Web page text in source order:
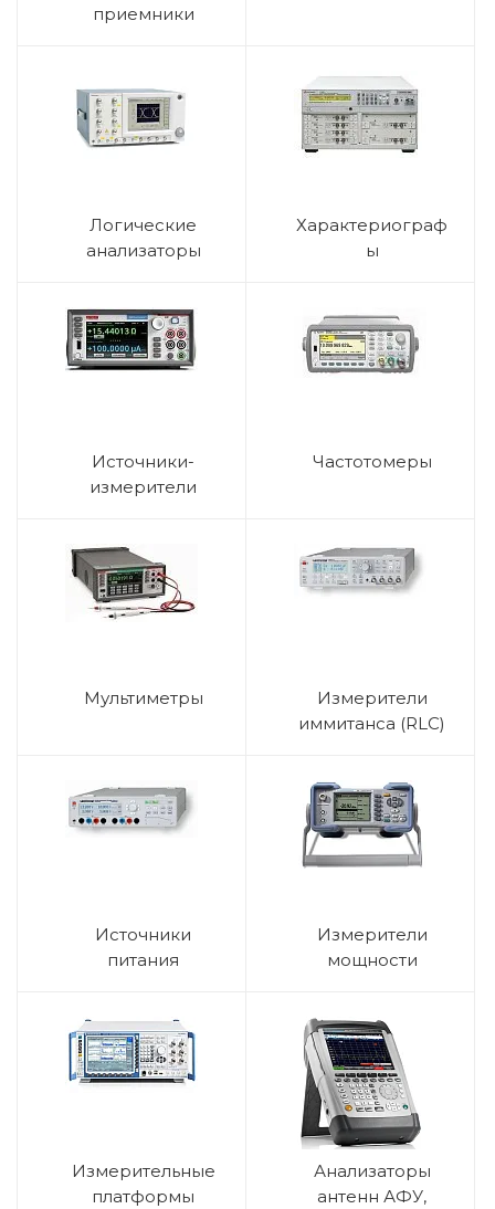
приемники
Логические
анализаторы
Характериограф
ы
Источники-
измерители
Частотомеры
Мультиметры
Измерители
иммитанса (RLC)
Источники
питания
Измерители
мощности
Измерительные
платформы
Анализаторы
антенн АФУ,